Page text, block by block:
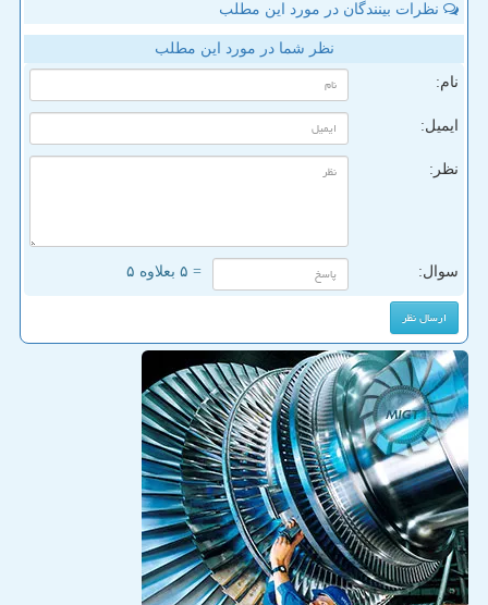
نظرات بینندگان در مورد این مطلب
نظر شما در مورد این مطلب
نام:
ایمیل:
نظر:
سوال: = ۵ بعلاوه ۵